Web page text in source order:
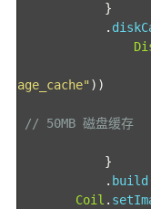
}
.
age_cache" ))
// 50MB 磁盘缓存
}
. build
Coil .